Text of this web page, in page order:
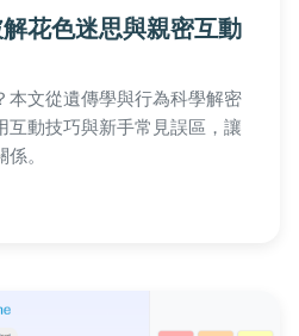
花色迷思與親密互動
本文從遺傳學與行為科學解密
互動技巧與新手常見誤區，讓
。